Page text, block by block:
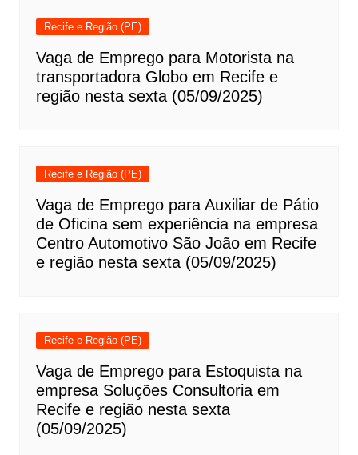
Recife e Região (PE)
Vaga de Emprego para Motorista na
transportadora Globo em Recife e
região nesta sexta (05/09/2025)
Recife e Região (PE)
Vaga de Emprego para Auxiliar de Pátio
de Oficina sem experiência na empresa
Centro Automotivo São João em Recife
e região nesta sexta (05/09/2025)
Recife e Região (PE)
Vaga de Emprego para Estoquista na
empresa Soluções Consultoria em
Recife e região nesta sexta
(05/09/2025)